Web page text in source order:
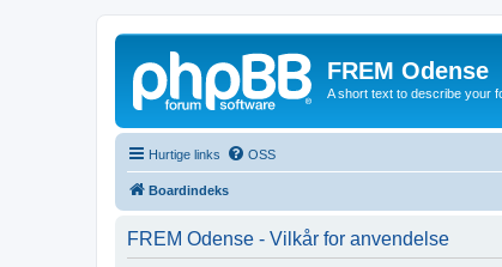
FREM Odense
A short text to describe your
Hurtige links OSS
Boardindeks
FREM Odense - Vilkår for anvendelse